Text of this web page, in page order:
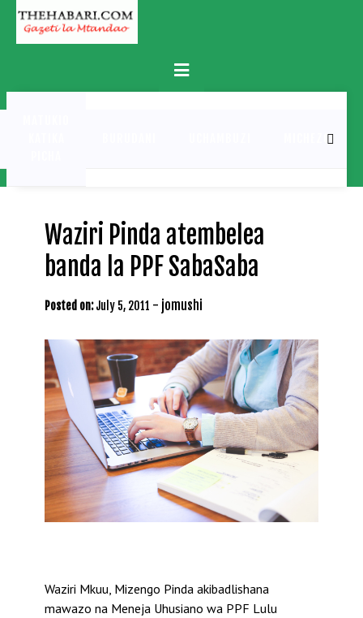
Skip
content
Primary
Menu
MICHEZO
Waziri Pinda atembelea
banda la PPF SabaSaba
Posted on: July 5, 2011 - jomushi
Waziri Mkuu, Mizengo Pinda akibadlishana
mawazo na Meneja Uhusiano wa PPF Lulu